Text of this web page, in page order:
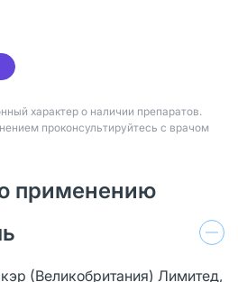
характер о наличии препаратов.
проконсультируйтесь с врачом
применению
(Великобритания) Лимитед,